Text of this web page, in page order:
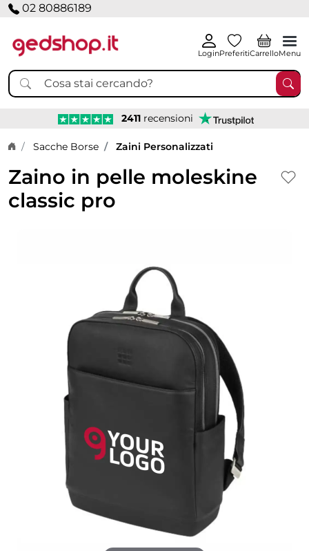
02 80886189
LoginPreferitiCarrelloMenu
2411 recensioni
Home page
Sacche Borse Zaini Personalizzati
Zaino in pelle moleskine
classic pro